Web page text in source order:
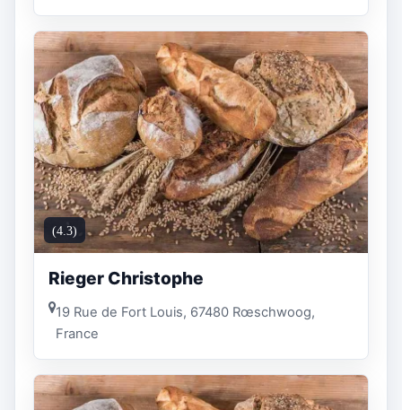
(4.3)
Rieger Christophe
19 Rue de Fort Louis, 67480 Rœschwoog,
France